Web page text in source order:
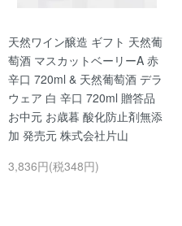
天然ワイン醸造 ギフト 天然葡
萄酒 マスカットベーリーA 赤
辛口 720ml & 天然葡萄酒 デラ
ウェア 白 辛口 720ml 贈答品
お中元 お歳暮 酸化防止剤無添
加 発売元 株式会社片山
3,836円(税348円)